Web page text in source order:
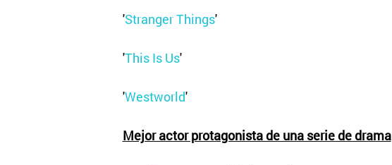
'Stranger Things'
'This Is Us'
'Westworld'
Mejor actor protagonista de una serie de drama